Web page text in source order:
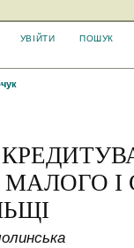
УВІЙТИ
ПОШУК
І